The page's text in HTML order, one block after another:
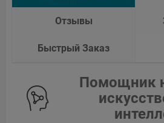
Отзывы
Быстрый Заказ
Помощник